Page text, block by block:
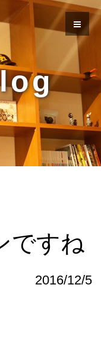
ですね
2016/12/5